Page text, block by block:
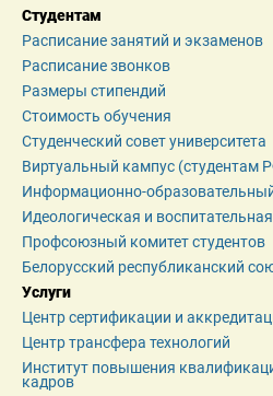
Студентам
Расписание занятий и экзаменов
Расписание звонков
Размеры стипендий
Стоимость обучения
Студенческий совет университета
Виртуальный кампус (студентам
Информационно-
Идеологическая и
Профсоюзный комитет студентов
Белорусский республиканский
Услуги
Центр сертификации и
Центр трансфера технологий
Институт повышения
кадров